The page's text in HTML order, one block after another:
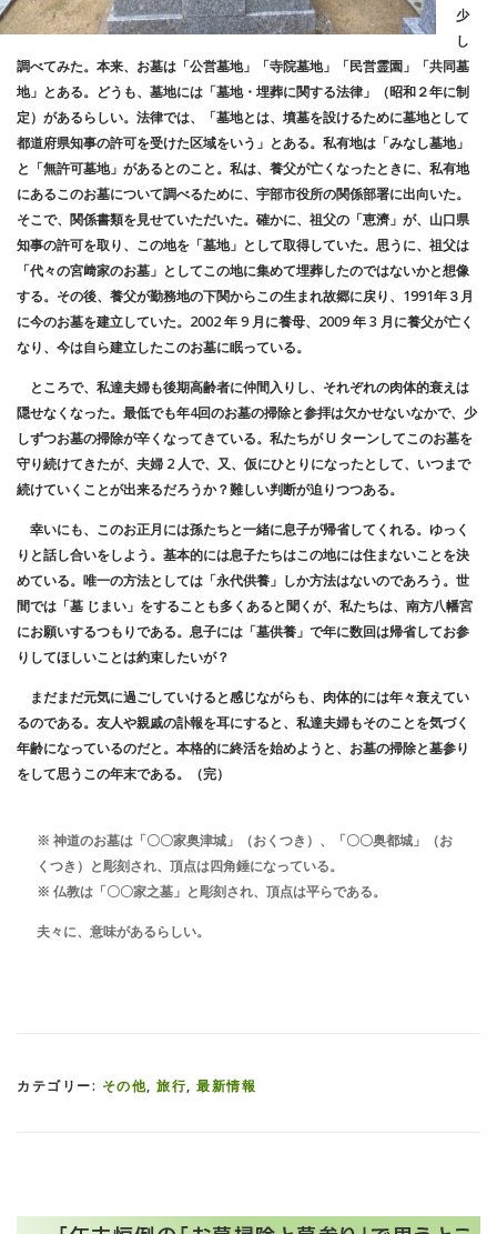
少
し
調べてみた。本来、お墓は「公営墓地」「寺院墓地」「民営霊園」「共同墓
地」とある。どうも、墓地には「墓地・埋葬に関する法律」（昭和２年に制
定）があるらしい。法律では、「墓地とは、墳墓を設けるために墓地として
都道府県知事の許可を受けた区域をいう」とある。私有地は「みなし墓地」
と「無許可墓地」があるとのこと。私は、養父が亡くなったときに、私有地
にあるこのお墓について調べるために、宇部市役所の関係部署に出向いた。
そこで、関係書類を見せていただいた。確かに、祖父の「恵濟」が、山口県
知事の許可を取り、この地を「墓地」として取得していた。思うに、祖父は
「代々の宮﨑家のお墓」としてこの地に集めて埋葬したのではないかと想像
する。その後、養父が勤務地の下関からこの生まれ故郷に戻り、1991年３月
に今のお墓を建立していた。2002 年 9 月に養母、2009 年 3 月に養父が亡く
なり、今は自ら建立したこのお墓に眠っている。
ところで、私達夫婦も後期高齢者に仲間入りし、それぞれの肉体的衰えは
隠せなくなった。最低でも年4回のお墓の掃除と参拝は欠かせないなかで、少
しずつお墓の掃除が辛くなってきている。私たちが U ターンしてこのお墓を
守り続けてきたが、夫婦 2 人で、又、仮にひとりになったとして、いつまで
続けていくことが出来るだろうか？難しい判断が迫りつつある。
幸いにも、このお正月には孫たちと一緒に息子が帰省してくれる。ゆっく
りと話し合いをしよう。基本的には息子たちはこの地には住まないことを決
めている。唯一の方法としては「永代供養」しか方法はないのであろう。世
間では「墓 じまい」をすることも多くあると聞くが、私たちは、南方八幡宮
にお願いするつもりである。息子には「墓供養」で年に数回は帰省してお参
りしてほしいことは約束したいが？
まだまだ元気に過ごしていけると感じながらも、肉体的には年々衰えてい
るのである。友人や親戚の訃報を耳にすると、私達夫婦もそのことを気づく
年齢になっているのだと。本格的に終活を始めようと、お墓の掃除と墓参り
をして思うこの年末である。（完）
※ 神道のお墓は「〇〇家奥津城」（おくつき）、「〇〇奥都城」（お
くつき）と彫刻され、頂点は四角錘になっている。
※ 仏教は「〇〇家之墓」と彫刻され、頂点は平らである。
夫々に、意味があるらしい。
カテゴリー: その他, 旅行, 最新情報